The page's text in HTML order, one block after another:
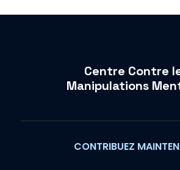
Centre Contre
Manipulations
CONTRIBUEZ